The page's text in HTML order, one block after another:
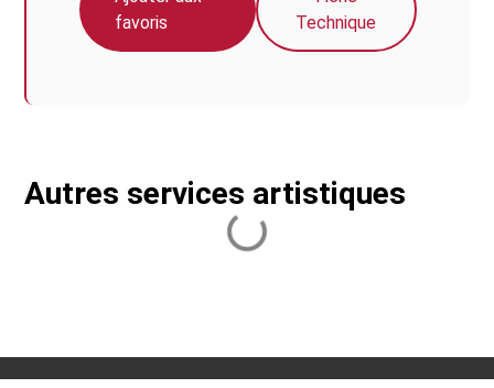
favoris
Technique
Autres services artistiques